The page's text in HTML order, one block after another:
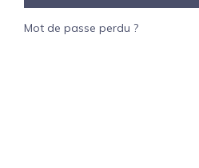
Mot de passe perdu ?